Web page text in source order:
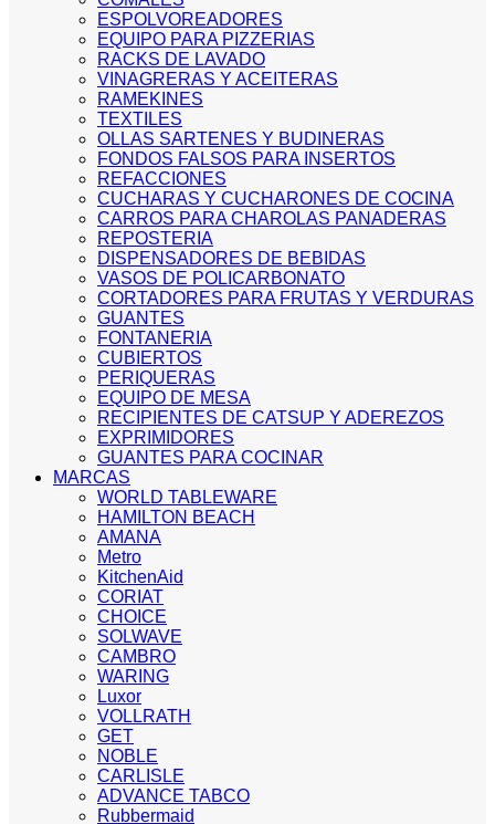
ESPOLVOREADORES
EQUIPO PARA PIZZERIAS
RACKS DE LAVADO
VINAGRERAS Y ACEITERAS
RAMEKINES
TEXTILES
OLLAS SARTENES Y BUDINERAS
FONDOS FALSOS PARA INSERTOS
REFACCIONES
CUCHARAS Y CUCHARONES DE COCINA
CARROS PARA CHAROLAS PANADERAS
REPOSTERIA
DISPENSADORES DE BEBIDAS
VASOS DE POLICARBONATO
CORTADORES PARA FRUTAS Y VERDURAS
GUANTES
FONTANERIA
CUBIERTOS
PERIQUERAS
EQUIPO DE MESA
RECIPIENTES DE CATSUP Y ADEREZOS
EXPRIMIDORES
GUANTES PARA COCINAR
MARCAS
WORLD TABLEWARE
HAMILTON BEACH
AMANA
Metro
KitchenAid
CORIAT
CHOICE
SOLWAVE
CAMBRO
WARING
Luxor
VOLLRATH
GET
NOBLE
CARLISLE
ADVANCE TABCO
Rubbermaid